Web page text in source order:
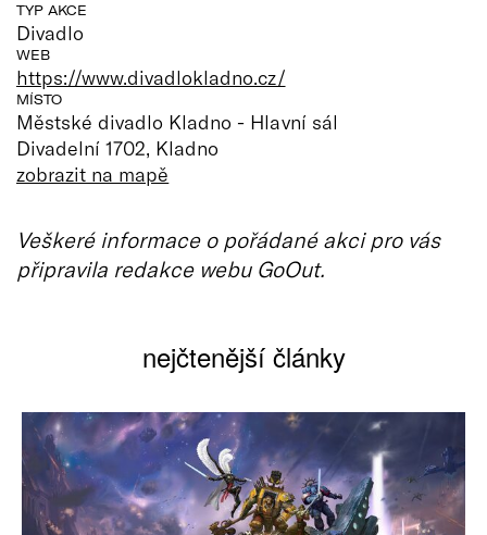
TYP AKCE
Divadlo
WEB
https://www.divadlokladno.cz/
MÍSTO
Městské divadlo Kladno - Hlavní sál
Divadelní 1702, Kladno
zobrazit na mapě
Veškeré informace o pořádané akci pro vás
připravila redakce webu GoOut.
nejčtenější články